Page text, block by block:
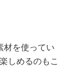
材を使ってい
しめるのもこ